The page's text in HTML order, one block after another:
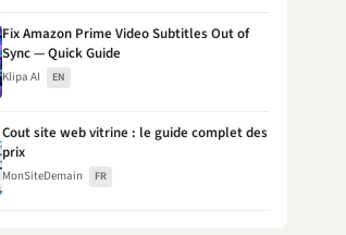
Fix Amazon Prime Video Subtitles Out of
Sync — Quick Guide
Klipa AI EN
Cout site web vitrine : le guide complet des
prix
MonSiteDemain FR